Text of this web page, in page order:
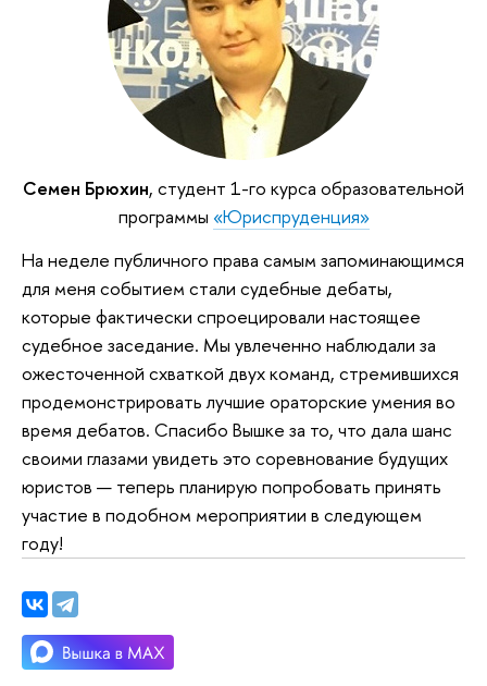
Семен Брюхин, студент 1-го курса образовательной
программы «Юриспруденция»
На неделе публичного права самым запоминающимся
для меня событием стали судебные дебаты,
которые фактически спроецировали настоящее
судебное заседание. Мы увлеченно наблюдали за
ожесточенной схваткой двух команд, стремившихся
продемонстрировать лучшие ораторские умения во
время дебатов. Спасибо Вышке за то, что дала шанс
своими глазами увидеть это соревнование будущих
юристов — теперь планирую попробовать принять
участие в подобном мероприятии в следующем
году!